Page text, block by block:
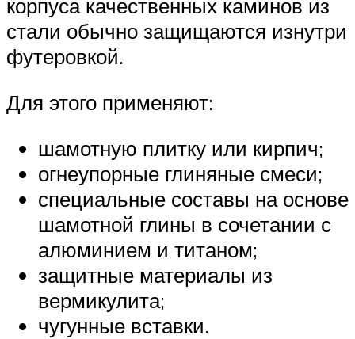
корпуса качественных каминов из
стали обычно защищаются изнутри
футеровкой.
Для этого применяют:
шамотную плитку или кирпич;
огнеупорные глиняные смеси;
специальные составы на основе
шамотной глины в сочетании с
алюминием и титаном;
защитные материалы из
вермикулита;
чугунные вставки.